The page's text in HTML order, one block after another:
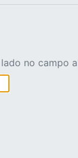
no campo